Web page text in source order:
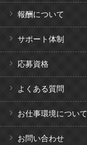
報酬について
サポート体制
応募資格
よくある質問
お仕事環境について
お問い合わせ